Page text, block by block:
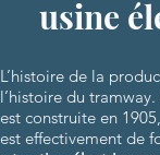
usine
L’histoire de la
l’histoire du
est construite en
est effectivement de